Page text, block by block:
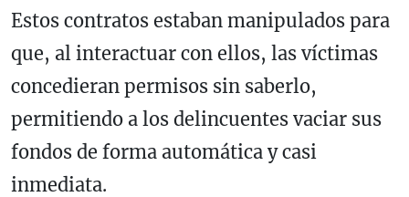
Estos contratos estaban manipulados para
que, al interactuar con ellos, las víctimas
concedieran permisos sin saberlo,
permitiendo a los delincuentes vaciar sus
fondos de forma automática y casi
inmediata.